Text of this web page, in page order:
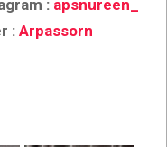
: apsnureen_
: Arpassorn